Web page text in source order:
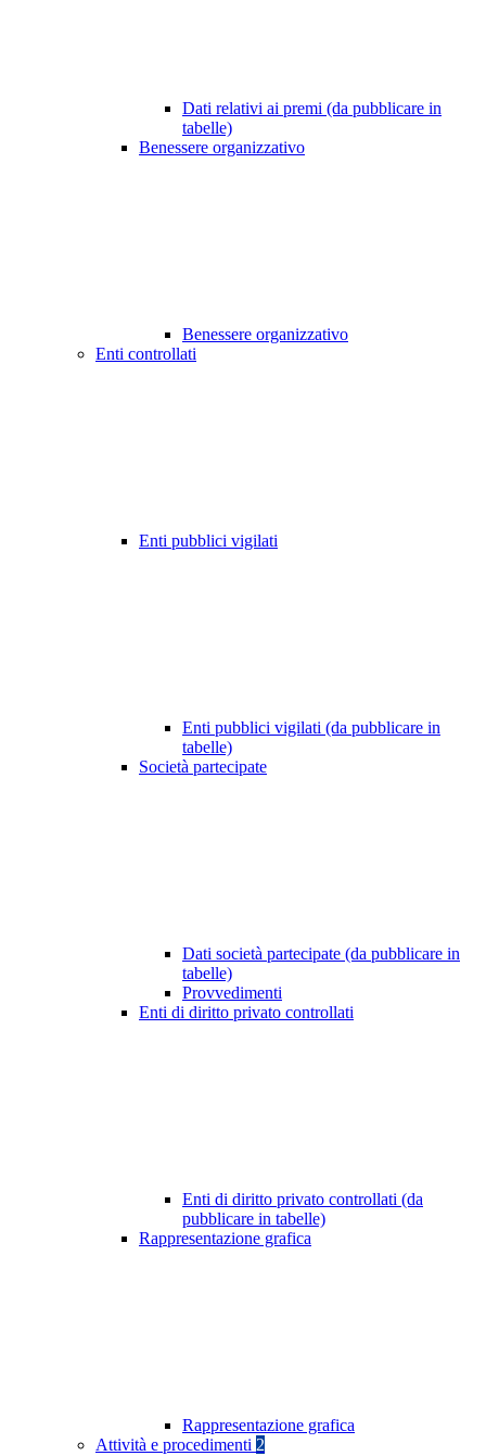
Dati relativi ai premi (da pubblicare in
tabelle)
Benessere organizzativo
Benessere organizzativo
Enti controllati
Enti pubblici vigilati
Enti pubblici vigilati (da pubblicare in
tabelle)
Società partecipate
Dati società partecipate (da pubblicare in
tabelle)
Provvedimenti
Enti di diritto privato controllati
Enti di diritto privato controllati (da
pubblicare in tabelle)
Rappresentazione grafica
Rappresentazione grafica
Attività e procedimenti 2